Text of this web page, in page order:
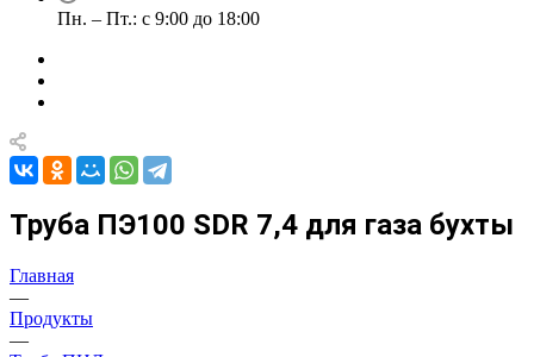
Пн. – Пт.: с 9:00 до 18:00
Труба ПЭ100 SDR 7,4 для газа бухты
Главная
—
Продукты
—